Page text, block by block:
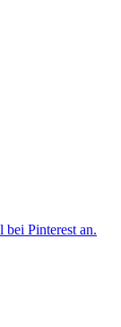
bei Pinterest an.